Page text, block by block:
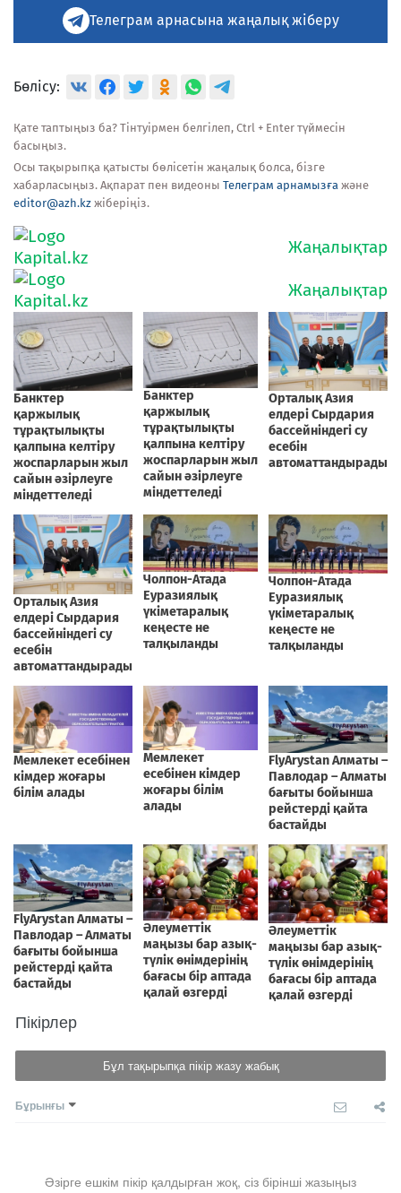
Телеграм арнасына жаңалық жіберу
Бөлісу:
Қате таптыңыз ба? Тінтуірмен белгілеп, Ctrl + Enter түймесін
басыңыз.
Осы тақырыпқа қатысты бөлісетін жаңалық болса, бізге
хабарласыңыз. Ақпарат пен видеоны Телеграм арнамызға және
editor@azh.kz жіберіңіз.
Пікірлер
Бұл тақырыпқа пікір жазу жабық
Бұрынғы
Әзірге ешкім пікір қалдырған жоқ, сіз бірінші жазыңыз